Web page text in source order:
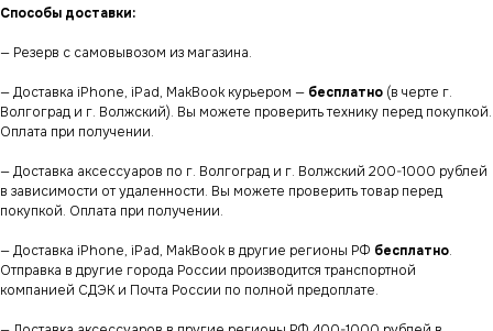
Способы доставки:
— Резерв с самовывозом из магазина.
— Доставка iPhone, iPad, MakBook курьером — бесплатно (в черте г.
Волгоград и г. Волжский). Вы можете проверить технику перед покупкой.
Оплата при получении.
— Доставка аксессуаров по г. Волгоград и г. Волжский 200-1000 рублей
в зависимости от удаленности. Вы можете проверить товар перед
покупкой. Оплата при получении.
— Доставка iPhone, iPad, MakBook в другие регионы РФ бесплатно.
Отправка в другие города России производится транспортной
компанией СДЭК и Почта России по полной предоплате.